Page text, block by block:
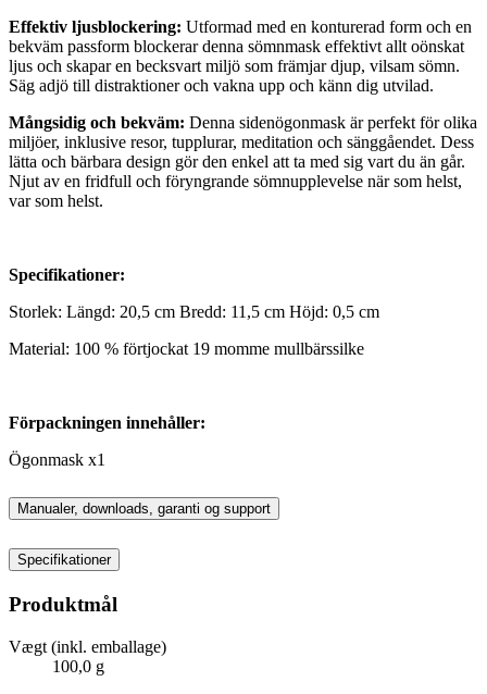
Effektiv ljusblockering: Utformad med en konturerad form och en
bekväm passform blockerar denna sömnmask effektivt allt oönskat
ljus och skapar en becksvart miljö som främjar djup, vilsam sömn.
Säg adjö till distraktioner och vakna upp och känn dig utvilad.
Mångsidig och bekväm: Denna sidenögonmask är perfekt för olika
miljöer, inklusive resor, tupplurar, meditation och sänggåendet. Dess
lätta och bärbara design gör den enkel att ta med sig vart du än går.
Njut av en fridfull och föryngrande sömnupplevelse när som helst,
var som helst.
Specifikationer:
Storlek: Längd: 20,5 cm Bredd: 11,5 cm Höjd: 0,5 cm
Material: 100 % förtjockat 19 momme mullbärssilke
Förpackningen innehåller:
Ögonmask x1
Manualer, downloads, garanti og support
Specifikationer
Produktmål
Vægt (inkl. emballage)
100,0 g